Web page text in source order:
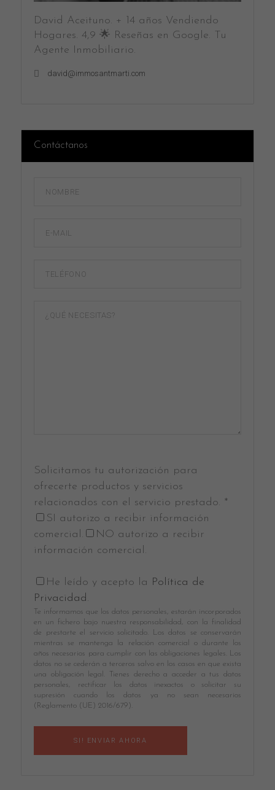
David Aceituno. + 14 años Vendiendo
Hogares. 4,9 🌟 Reseñas en Google. Tu
Agente Inmobiliario.
david@immosantmarti.com
Contáctanos
Solicitamos tu autorización para
ofrecerte productos y servicios
relacionados con el servicio prestado. *
SI autorizo a recibir información
comercial.
NO autorizo a recibir
información comercial.
He leído y acepto la Política de
Privacidad .
Te informamos que los datos personales, estarán incorporados
en un fichero bajo nuestra responsabilidad, con la finalidad
de prestarte el servicio solicitado. Los datos se conservarán
mientras se mantenga la relación comercial o durante los
años necesarios para cumplir con las obligaciones legales. Los
datos no se cederán a terceros salvo en los casos en que exista
una obligación legal. Tienes derecho a acceder a tus datos
personales, rectificar los datos inexactos o solicitar su
supresión cuando los datos ya no sean necesarios
(Reglamento (UE) 2016/679).